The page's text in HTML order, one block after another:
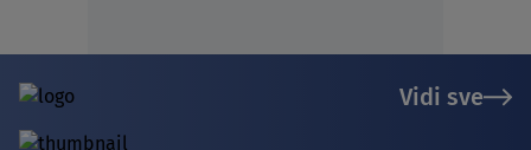
Vidi sve